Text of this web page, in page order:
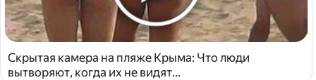
Скрытая камера на пляже Крыма: Что люди
вытворяют, когда их не видят...